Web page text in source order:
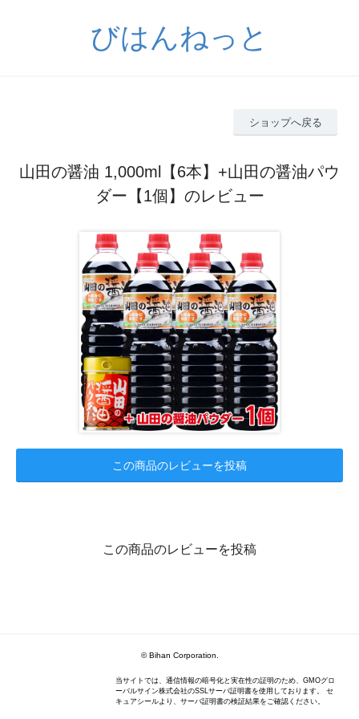
びはんねっと
ショップへ戻る
山田の醤油 1,000ml【6本】+山田の醤油パウ
ダー【1個】のレビュー
この商品のレビューを投稿
この商品のレビューを投稿
© Bihan Corporation.
当サイトでは、通信情報の暗号化と実在性の証明のため、GMOグロ
ーバルサイン株式会社のSSLサーバ証明書を使用しております。 セ
キュアシールより、サーバ証明書の検証結果をご確認ください。